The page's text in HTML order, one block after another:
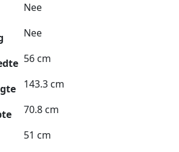
Nee
Nee
56 cm
143.3 cm
70.8 cm
51 cm